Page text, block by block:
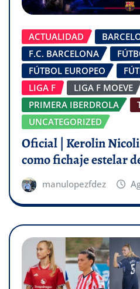
ACTUALIDAD
F.C. BARCELONA
FÚTBOL EUROPEO
LIGA F
LIGA F MOEVE
PRIMERA IBERDROLA
UNCATEGORIZED
Oficial | Kerolin
como fichaje estelar
manulopezfdez